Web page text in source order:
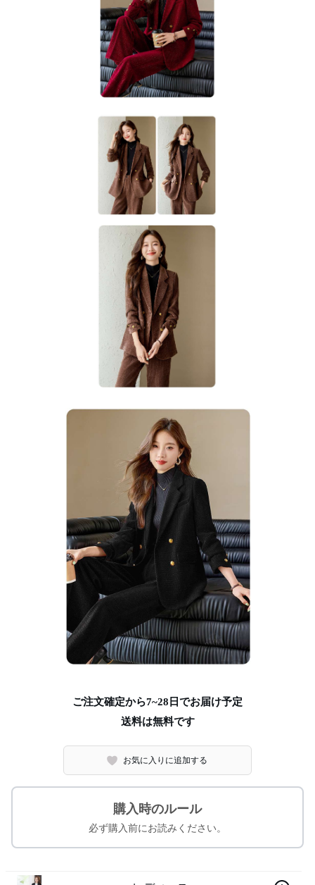
ご注文確定から7~28日でお届け予定
送料は無料です
お気に入りに追加する
購入時のルール
必ず購入前にお読みください。